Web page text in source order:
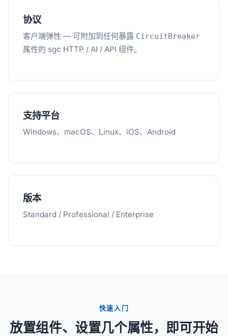
协议
客户端弹性 — 可附加到任何暴露 CircuitBreaker
属性的 sgc HTTP / AI / API 组件。
支持平台
Windows、macOS、Linux、iOS、Android
版本
Standard / Professional / Enterprise
快速入门
放置组件、设置几个属性，即可开始